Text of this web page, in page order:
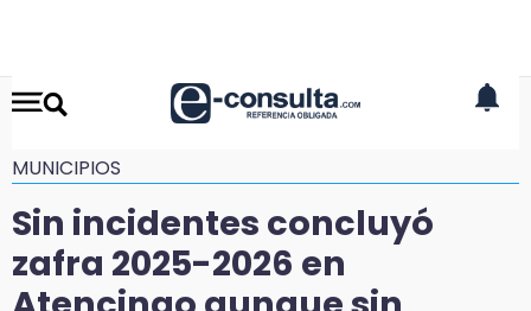
MUNICIPIOS
Sin incidentes concluyó
zafra 2025-2026 en